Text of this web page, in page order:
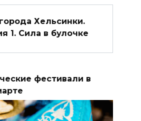
Хельсинки.
1. Сила в булочке
фестивали в